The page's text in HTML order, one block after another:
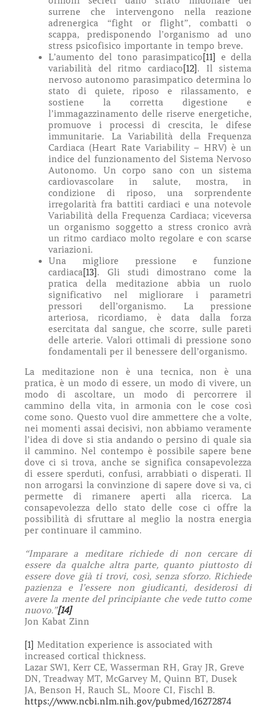
surrene che intervengono nella reazione
adrenergica “fight or flight”, combatti o
scappa, predisponendo l’organismo ad uno
stress psicofisico importante in tempo breve.
L’aumento del tono parasimpatico[11]
e della
variabilità del ritmo cardiaco[12] . Il sistema
nervoso autonomo parasimpatico determina lo
stato di quiete, riposo e rilassamento, e
sostiene la corretta digestione e
l’immagazzinamento delle riserve energetiche,
promuove i processi di crescita, le difese
immunitarie. La Variabilità della Frequenza
Cardiaca (Heart Rate Variability – HRV) è un
indice del funzionamento del Sistema Nervoso
Autonomo. Un corpo sano con un sistema
cardiovascolare in salute, mostra, in
condizione di riposo, una sorprendente
irregolarità fra battiti cardiaci e una notevole
Variabilità della Frequenza Cardiaca; viceversa
un organismo soggetto a stress cronico avrà
un ritmo cardiaco molto regolare e con scarse
variazioni.
Una migliore pressione e funzione
cardiaca[13] . Gli studi dimostrano come la
pratica della meditazione abbia un ruolo
significativo nel migliorare i parametri
pressori dell’organismo. La pressione
arteriosa, ricordiamo, è data dalla forza
esercitata dal sangue, che scorre, sulle pareti
delle arterie. Valori ottimali di pressione sono
fondamentali per il benessere dell’organismo.
La meditazione non è una tecnica, non è una
pratica, è un modo di essere, un modo di vivere, un
modo di ascoltare, un modo di percorrere il
cammino della vita, in armonia con le cose così
come sono. Questo vuol dire ammettere che a volte,
nei momenti assai decisivi, non abbiamo veramente
l’idea di dove si stia andando o persino di quale sia
il cammino. Nel contempo è possibile sapere bene
dove ci si trova, anche se significa consapevolezza
di essere sperduti, confusi, arrabbiati o disperati. Il
non arrogarsi la convinzione di sapere dove si va, ci
permette di rimanere aperti alla ricerca. La
consapevolezza dello stato delle cose ci offre la
possibilità di sfruttare al meglio la nostra energia
per continuare il cammino.
“Imparare a meditare richiede di non cercare di
essere da qualche altra parte, quanto piuttosto di
essere dove già ti trovi, così, senza sforzo. Richiede
pazienza e l’essere non giudicanti, desiderosi di
avere la mente del principiante che vede tutto come
nuovo.”[14]
Jon Kabat Zinn
[1] Meditation experience is associated with
increased cortical thickness.
Lazar SW1, Kerr CE, Wasserman RH, Gray JR, Greve
DN, Treadway MT, McGarvey M, Quinn BT, Dusek
JA, Benson H, Rauch SL, Moore CI, Fischl B.
https://www.ncbi.nlm.nih.gov/pubmed/16272874